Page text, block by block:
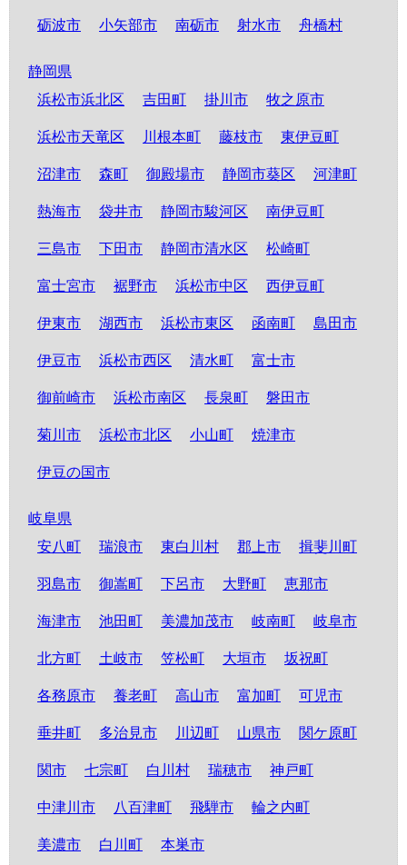
砺波市 小矢部市 南砺市 射水市 舟橋村
静岡県
浜松市浜北区
吉田町 掛川市 牧之原市
浜松市天竜区 川根本町 藤枝市 東伊豆町
沼津市 森町 御殿場市 静岡市葵区 河津町
熱海市 袋井市 静岡市駿河区 南伊豆町
三島市 下田市 静岡市清水区 松崎町
富士宮市 裾野市 浜松市中区 西伊豆町
伊東市 湖西市 浜松市東区 函南町 島田市
伊豆市 浜松市西区 清水町 富士市
御前崎市 浜松市南区 長泉町 磐田市
菊川市 浜松市北区 小山町 焼津市
伊豆の国市
岐阜県
安八町
瑞浪市 東白川村 郡上市 揖斐川町
羽島市 御嵩町 下呂市 大野町 恵那市
海津市 池田町 美濃加茂市 岐南町 岐阜市
北方町 土岐市 笠松町 大垣市 坂祝町
各務原市 養老町 高山市 富加町 可児市
垂井町 多治見市 川辺町 山県市 関ケ原町
関市 七宗町 白川村 瑞穂市 神戸町
中津川市 八百津町 飛騨市 輪之内町
美濃市 白川町 本巣市